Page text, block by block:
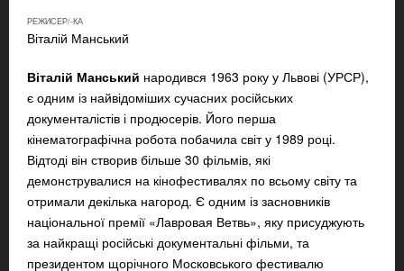
РЕЖИСЕР/-КА
Віталій Манський
Віталій Манський народився 1963 року у Львові (УРСР),
є одним із найвідоміших сучасних російських
документалістів і продюсерів. Його перша
кінематографічна робота побачила світ у 1989 році.
Відтоді він створив більше 30 фільмів, які
демонструвалися на кінофестивалях по всьому світу та
отримали декілька нагород. Є одним із засновників
національної премії «Лавровая Ветвь», яку присуджують
за найкращі російські документальні фільми, та
президентом щорічного Московського фестивалю